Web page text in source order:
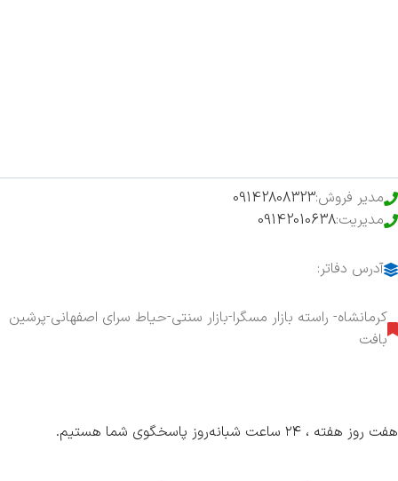
مدیر فروش:09142808323
مدیریت:09142010638
آدرس دفاتر:
کرمانشاه- راسته بازار مسگرا-بازار سنتی-حیاط سرای اصفهانی-پرشین
بافت
هفت روز هفته ، ۲۴ ساعت شبانه‌روز پاسخگوی شما هستیم.